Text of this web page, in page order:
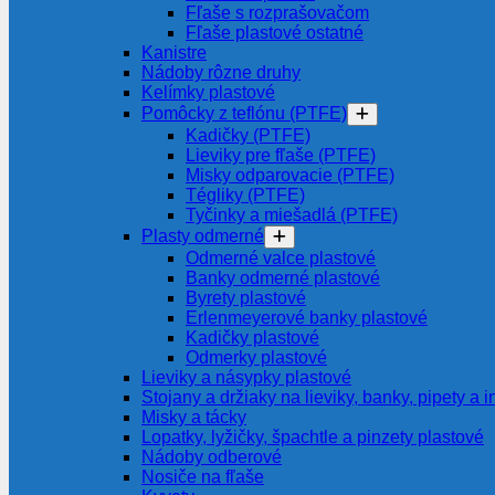
Fľaše s rozprašovačom
Fľaše plastové ostatné
Kanistre
Nádoby rôzne druhy
Kelímky plastové
Pomôcky z teflónu (PTFE)
Kadičky (PTFE)
Lieviky pre fľaše (PTFE)
Misky odparovacie (PTFE)
Tégliky (PTFE)
Tyčinky a miešadlá (PTFE)
Plasty odmerné
Odmerné valce plastové
Banky odmerné plastové
Byrety plastové
Erlenmeyerové banky plastové
Kadičky plastové
Odmerky plastové
Lieviky a násypky plastové
Stojany a držiaky na lieviky, banky, pipety a
Misky a tácky
Lopatky, lyžičky, špachtle a pinzety plastové
Nádoby odberové
Nosiče na fľaše